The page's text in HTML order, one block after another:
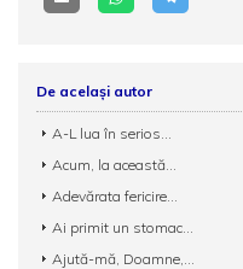
De același autor
A-L lua în serios...
Acum, la această...
Adevărata fericire...
Ai primit un stomac...
Ajută-mă, Doamne,...